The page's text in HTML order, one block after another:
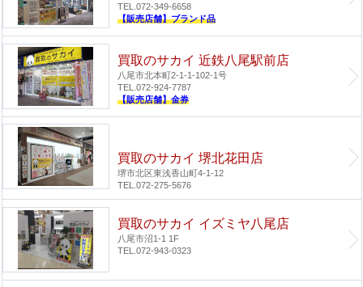
TEL.072-349-6658
【販売店舗】ブランド品
買取のサカイ 近鉄八尾駅前店
八尾市北本町2-1-1-102-1号
TEL.072-924-7787
【販売店舗】金券
買取のサカイ 堺北花田店
堺市北区東浅香山町4-1-12
TEL.072-275-5676
買取のサカイ イズミヤ八尾店
八尾市沼1-1 1F
TEL.072-943-0323